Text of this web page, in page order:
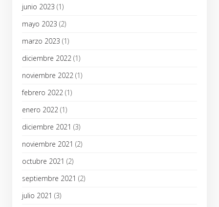
junio 2023 (1)
mayo 2023 (2)
marzo 2023 (1)
diciembre 2022 (1)
noviembre 2022 (1)
febrero 2022 (1)
enero 2022 (1)
diciembre 2021 (3)
noviembre 2021 (2)
octubre 2021 (2)
septiembre 2021 (2)
julio 2021 (3)